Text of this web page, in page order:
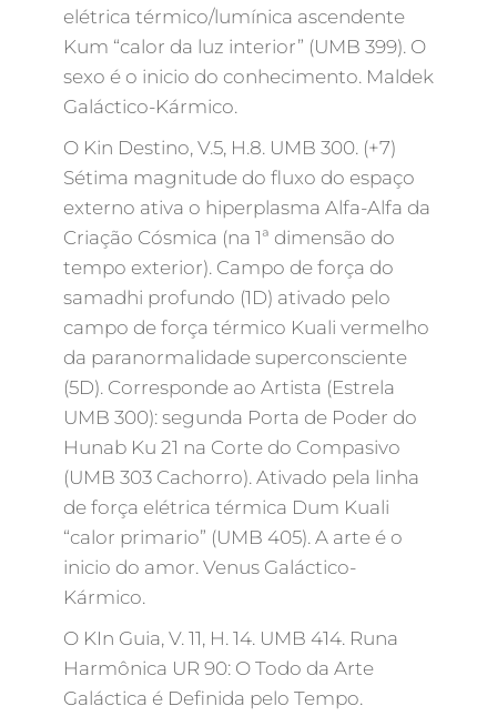
elétrica térmico/lumínica ascendente
Kum “calor da luz interior” (UMB 399). O
sexo é o inicio do conhecimento. Maldek
Galáctico-Kármico.
O Kin Destino, V.5, H.8. UMB 300. (+7)
Sétima magnitude do fluxo do espaço
externo ativa o hiperplasma Alfa-Alfa da
Criação Cósmica (na 1ª dimensão do
tempo exterior). Campo de força do
samadhi profundo (1D) ativado pelo
campo de força térmico Kuali vermelho
da paranormalidade superconsciente
(5D). Corresponde ao Artista (Estrela
UMB 300): segunda Porta de Poder do
Hunab Ku 21 na Corte do Compasivo
(UMB 303 Cachorro). Ativado pela linha
de força elétrica térmica Dum Kuali
“calor primario” (UMB 405). A arte é o
inicio do amor. Venus Galáctico-
Kármico.
O KIn Guia, V. 11, H. 14. UMB 414. Runa
Harmônica UR 90: O Todo da Arte
Galáctica é Definida pelo Tempo.